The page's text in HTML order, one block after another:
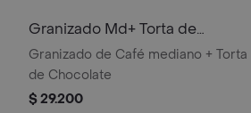
Granizado Md+ Torta de
Chocolate
Granizado de Café mediano + Torta
de Chocolate
$ 29.200